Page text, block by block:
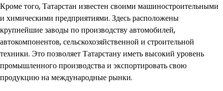
Кроме того, Татарстан известен своими машиностроительными
и химическими предприятиями. Здесь расположены
крупнейшие заводы по производству автомобилей,
автокомпонентов, сельскохозяйственной и строительной
техники. Это позволяет Татарстану иметь высокий уровень
промышленного производства и экспортировать свою
продукцию на международные рынки.